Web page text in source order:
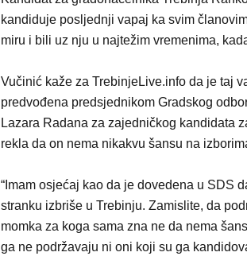
kandiduje posljednji vapaj ka svim
miru i bili uz nju u najtežim vremenima,
Vučinić kaže za TrebinjeLive.info da je taj
predvođena predsjednikom Gradskog
Lazara Radana za zajedničkog kandidata
rekla da on nema nikakvu šansu na
“Imam osjećaj kao da je dovedena u SDS
stranku izbriše u Trebinju. Zamislite, da
momka za koga sama zna ne da nema
ga ne podržavaju ni oni koji su ga